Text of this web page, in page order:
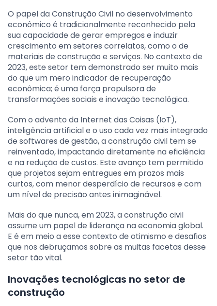
O papel da Construção Civil no desenvolvimento
econômico é tradicionalmente reconhecido pela
sua capacidade de gerar empregos e induzir
crescimento em setores correlatos, como o de
materiais de construção e serviços. No contexto de
2023, este setor tem demonstrado ser muito mais
do que um mero indicador de recuperação
econômica; é uma força propulsora de
transformações sociais e inovação tecnológica.
Com o advento da Internet das Coisas (IoT),
inteligência artificial e o uso cada vez mais integrado
de softwares de gestão, a construção civil tem se
reinventado, impactando diretamente na eficiência
e na redução de custos. Este avanço tem permitido
que projetos sejam entregues em prazos mais
curtos, com menor desperdício de recursos e com
um nível de precisão antes inimaginável.
Mais do que nunca, em 2023, a construção civil
assume um papel de liderança na economia global.
E é em meio a esse contexto de otimismo e desafios
que nos debruçamos sobre as muitas facetas desse
setor tão vital.
Inovações tecnológicas no setor de
construção